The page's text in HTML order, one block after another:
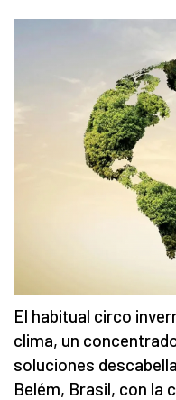
El habitual circo
clima, un
soluciones
Belém, Brasil, con la